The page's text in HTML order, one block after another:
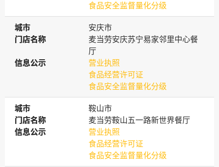
食品安全监督量化分级
城市
城市
安庆市
门店名称
门店名称
麦当劳安庆苏宁易家邻里中心餐
厅
信息公示
信息公示
营业执照
食品经营许可证
食品安全监督量化分级
城市
城市
鞍山市
门店名称
门店名称
麦当劳鞍山五一路新世界餐厅
信息公示
信息公示
营业执照
食品经营许可证
食品安全监督量化分级